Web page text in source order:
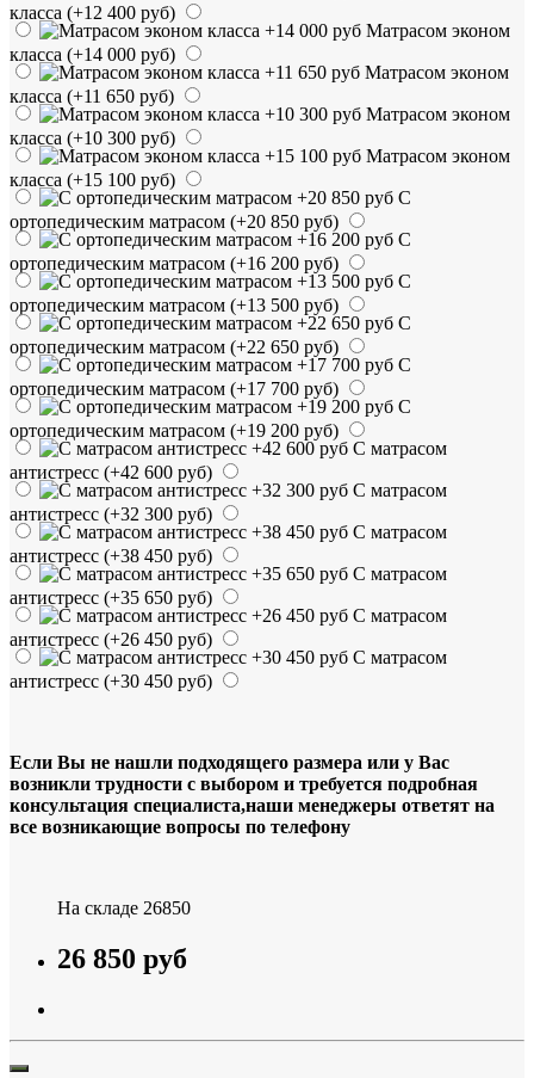
класса (+12 400 руб)
Матрасом эконом
класса (+14 000 руб)
Матрасом эконом
класса (+11 650 руб)
Матрасом эконом
класса (+10 300 руб)
Матрасом эконом
класса (+15 100 руб)
С
ортопедическим матрасом (+20 850 руб)
С
ортопедическим матрасом (+16 200 руб)
С
ортопедическим матрасом (+13 500 руб)
С
ортопедическим матрасом (+22 650 руб)
С
ортопедическим матрасом (+17 700 руб)
С
ортопедическим матрасом (+19 200 руб)
С матрасом
антистресс (+42 600 руб)
С матрасом
антистресс (+32 300 руб)
С матрасом
антистресс (+38 450 руб)
С матрасом
антистресс (+35 650 руб)
С матрасом
антистресс (+26 450 руб)
С матрасом
антистресс (+30 450 руб)
Если Вы не нашли подходящего размера или у Вас
возникли трудности с выбором и требуется подробная
консультация специалиста,наши менеджеры ответят на
все возникающие вопросы по телефону
На складе 26850
26 850 руб